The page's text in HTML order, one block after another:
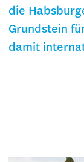
die
Grundstein
damit